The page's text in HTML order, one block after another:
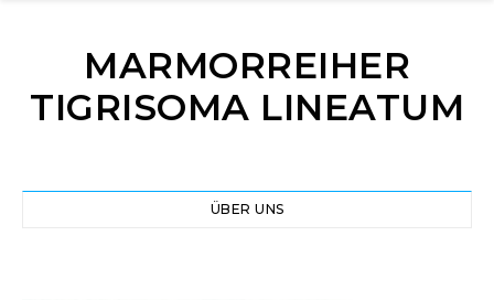
MARMORREIHER
TIGRISOMA LINEATUM
ÜBER UNS